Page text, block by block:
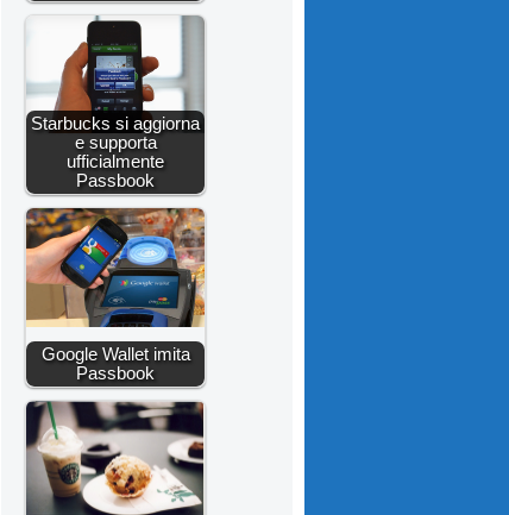
Starbucks si aggiorna
e supporta
ufficialmente
Passbook
Google Wallet imita
Passbook